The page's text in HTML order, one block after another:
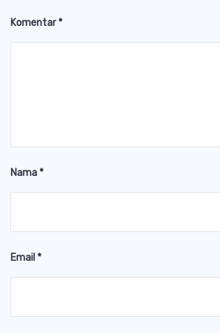
Komentar*
Nama*
Email *